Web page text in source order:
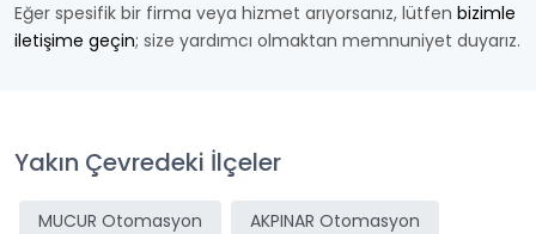
Eğer spesifik bir firma veya hizmet arıyorsanız, lütfen bizimle
iletişime geçin; size yardımcı olmaktan memnuniyet duyarız.
Yakın Çevredeki İlçeler
MUCUR Otomasyon AKPINAR Otomasyon